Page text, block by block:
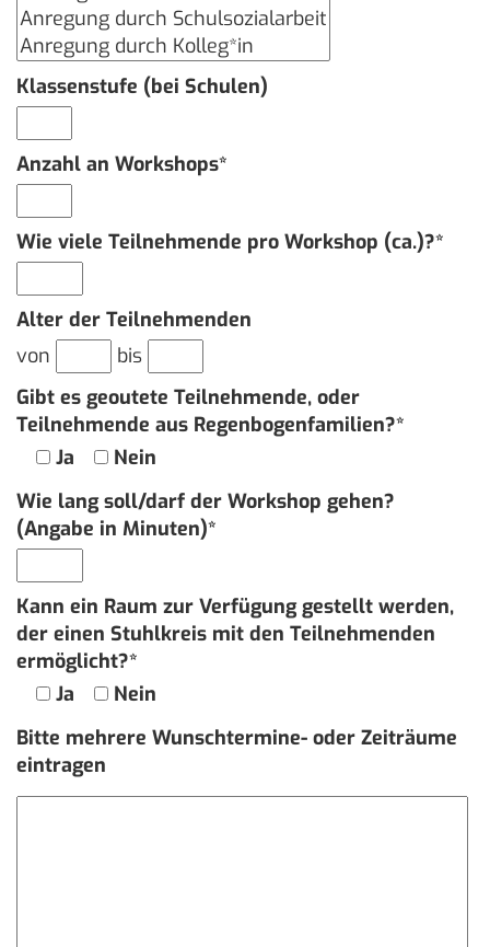
Klassenstufe (bei Schulen)
Anzahl an Workshops*
Wie viele Teilnehmende pro Workshop (ca.)?*
Alter der Teilnehmenden
von
bis
Gibt es geoutete Teilnehmende, oder
Teilnehmende aus Regenbogenfamilien?*
Ja
Nein
Wie lang soll/darf der Workshop gehen?
(Angabe in Minuten)*
Kann ein Raum zur Verfügung gestellt werden,
der einen Stuhlkreis mit den Teilnehmenden
ermöglicht?*
Ja
Nein
Bitte mehrere Wunschtermine- oder Zeiträume
eintragen